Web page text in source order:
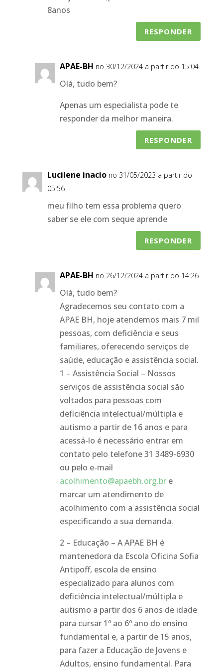
8anos
RESPONDER
APAE-BH no 30/12/2024 a partir do 15:04
Olá, tudo bem?
Apenas um especialista pode te
responder da melhor maneira.
RESPONDER
Lucilene inacio no 31/05/2023 a partir do
05:56
meu filho tem essa problema quero
saber se ele com seque aprende
RESPONDER
APAE-BH no 26/12/2024 a partir do 14:26
Olá, tudo bem?
Agradecemos seu contato com a
APAE BH, hoje atendemos mais 7 mil
pessoas, com deficiência e seus
familiares, oferecendo serviços de
saúde, educação e assistência social.
1 – Assistência Social – Nossos
serviços de assistência social são
voltados para pessoas com
deficiência intelectual/múltipla e
autismo a partir de 16 anos e para
acessá-lo é necessário entrar em
contato pelo telefone 31 3489-6930
ou pelo e-mail
acolhimento@apaebh.org.bre
marcar um atendimento de
acolhimento com a assistência social
especificando a sua demanda.
2 – Educação – A APAE BH é
mantenedora da Escola Oficina Sofia
Antipoff, escola de ensino
especializado para alunos com
deficiência intelectual/múltipla e
autismo a partir dos 6 anos de idade
para cursar 1º ao 6º ano do ensino
fundamental e, a partir de 15 anos,
para fazer a Educação de Jovens e
Adultos, ensino fundamental. Para